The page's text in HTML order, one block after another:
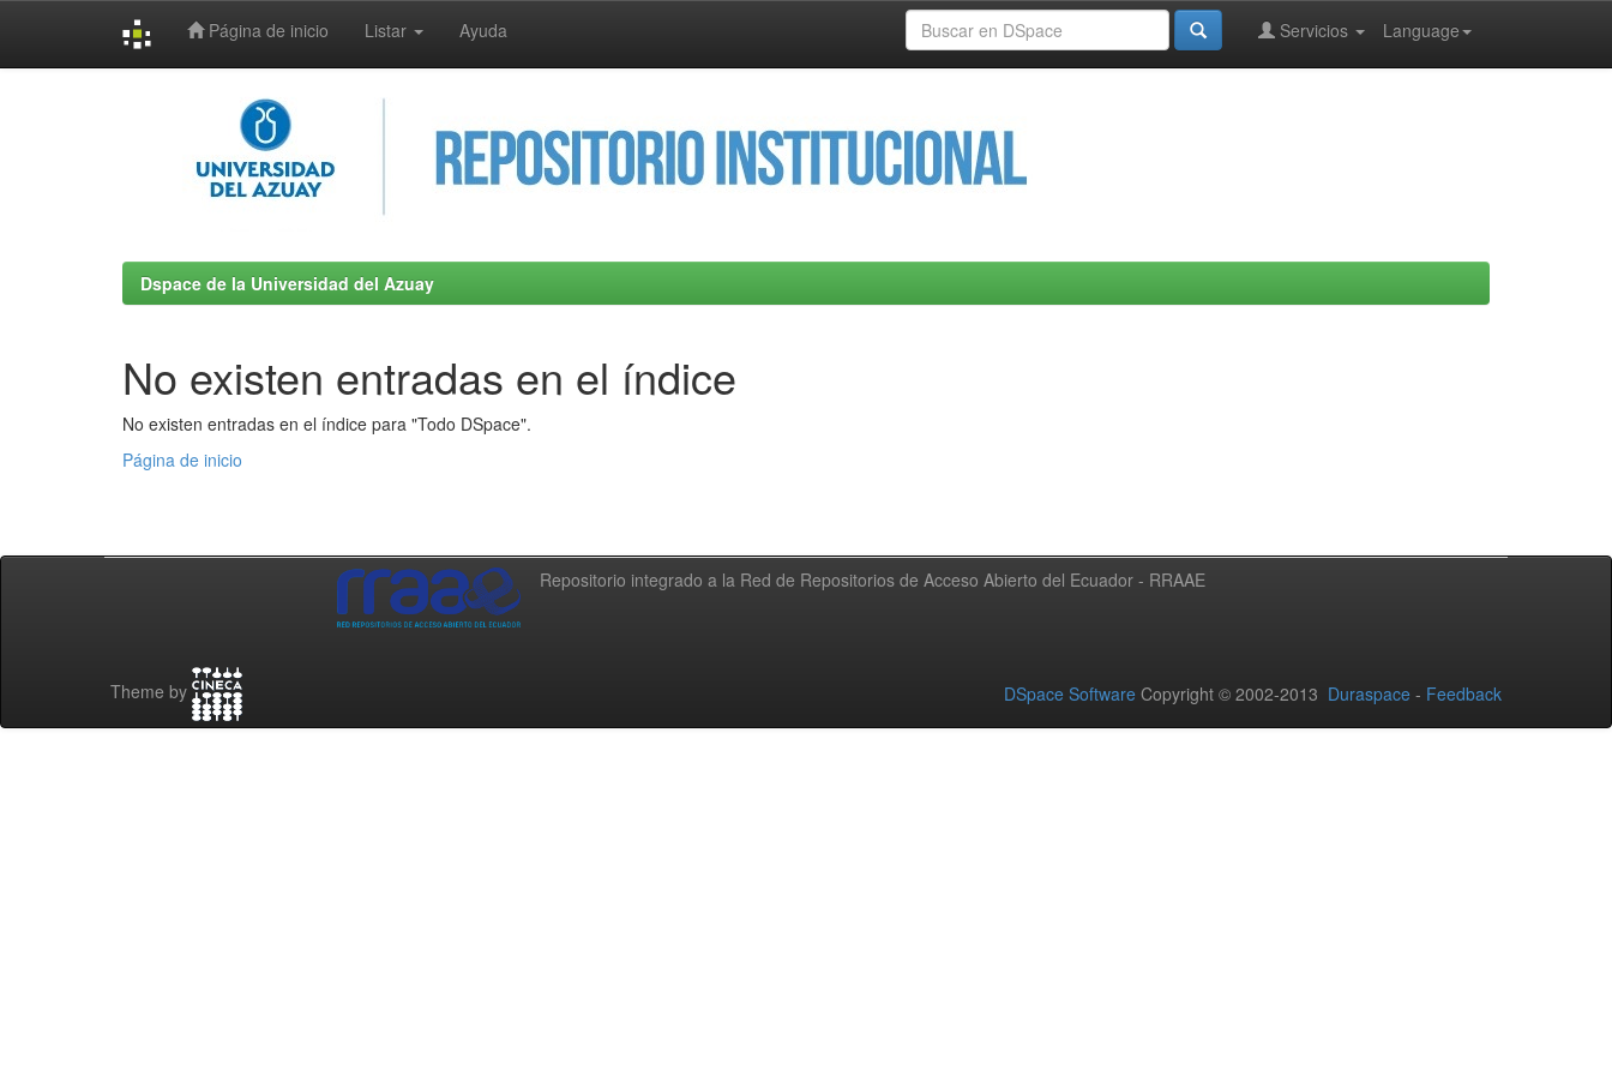
Página de inicio Listar Ayuda Language
Servicios
Dspace de la Universidad del Azuay
No existen entradas en el índice
No existen entradas en el índice para "Todo DSpace".
Página de inicio
Repositorio integrado a la Red de Repositorios de Acceso Abierto del Ecuador - RRAAE
Theme by DSpace Software Copyright © 2002-2013 Duraspace - Feedback